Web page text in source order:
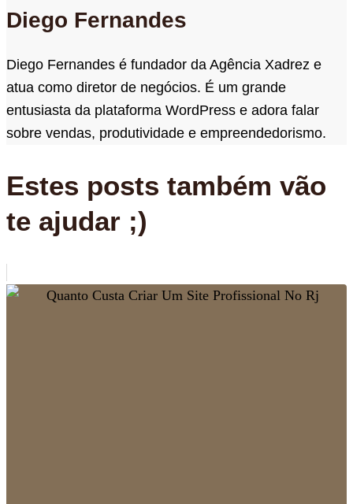
Diego Fernandes
Diego Fernandes é fundador da Agência Xadrez e
atua como diretor de negócios. É um grande
entusiasta da plataforma WordPress e adora falar
sobre vendas, produtividade e empreendedorismo.
Estes posts também vão
te ajudar ;)